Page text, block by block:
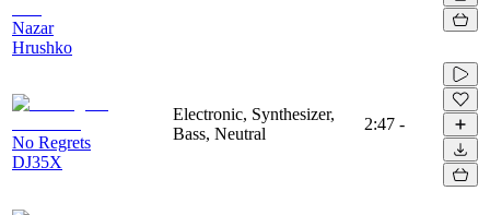
Nazar
Hrushko
No Regrets
DJ35X
Electronic, Synthesizer,
Bass, Neutral
2:47 -